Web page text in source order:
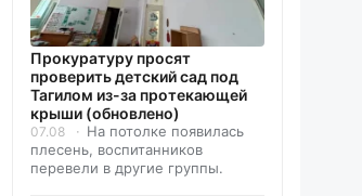
Прокуратуру просят
проверить детский сад под
Тагилом из-за протекающей
крыши (обновлено)
07.08
На потолке появилась
плесень, воспитанников
перевели в другие группы.